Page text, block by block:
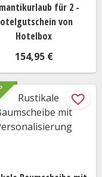
für 2 -
von
Hotelbox
154,95 €